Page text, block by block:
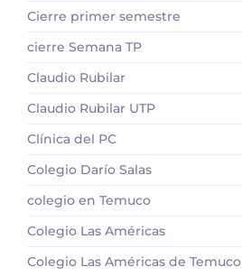
Cierre primer semestre
cierre Semana TP
Claudio Rubilar
Claudio Rubilar UTP
Clínica del PC
Colegio Darío Salas
colegio en Temuco
Colegio Las Américas
Colegio Las Américas de Temuco